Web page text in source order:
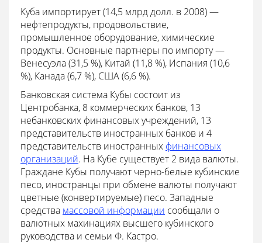
Куба импортирует (14,5 млрд долл. в 2008) —
нефтепродукты, продовольствие,
промышленное оборудование, химические
продукты. Основные партнеры по импорту —
Венесуэла (31,5 %), Китай (11,8 %), Испания (10,6
%), Канада (6,7 %), США (6,6 %).
Банковская система Кубы состоит из
Центробанка, 8 коммерческих банков, 13
небанковских финансовых учреждений, 13
представительств иностранных банков и 4
представительств иностранных финансовых
организаций. На Кубе существует 2 вида валюты.
Граждане Кубы получают черно-белые кубинские
песо, иностранцы при обмене валюты получают
цветные (конвертируемые) песо. Западные
средства массовой информации сообщали о
валютных махинациях высшего кубинского
руководства и семьи Ф. Кастро.